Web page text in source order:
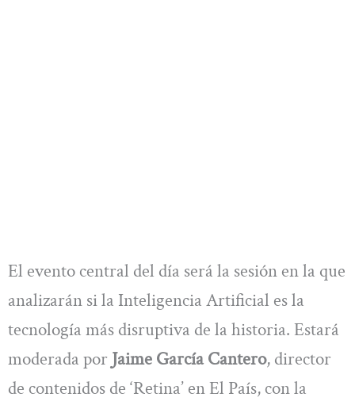
El evento central del día será la sesión en la que
analizarán si la Inteligencia Artificial es la
tecnología más disruptiva de la historia. Estará
moderada por Jaime García Cantero, director
de contenidos de ‘Retina’ en El País, con la